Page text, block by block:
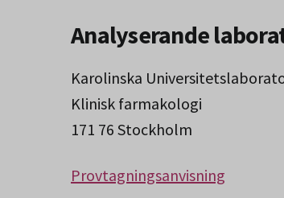
Analyserande
Karolinska
Klinisk farmakologi
171 76 Stockholm
Provtagningsanvisning